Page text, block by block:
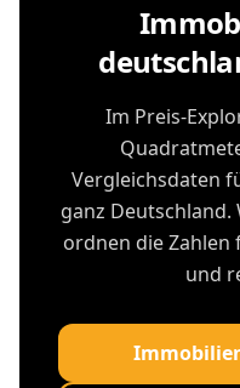
Im Preis-
Vergleichsdaten
ganz
ordnen die
und